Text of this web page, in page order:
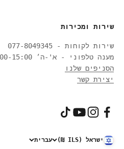
שירות ומכירות
שירות לקוחות - 077-8049345
מענה טלפוני - א'-ה׳ 11:00-15:00
הסניפים שלנו
יצירת קשר
ישראל (ILS ₪) עברית